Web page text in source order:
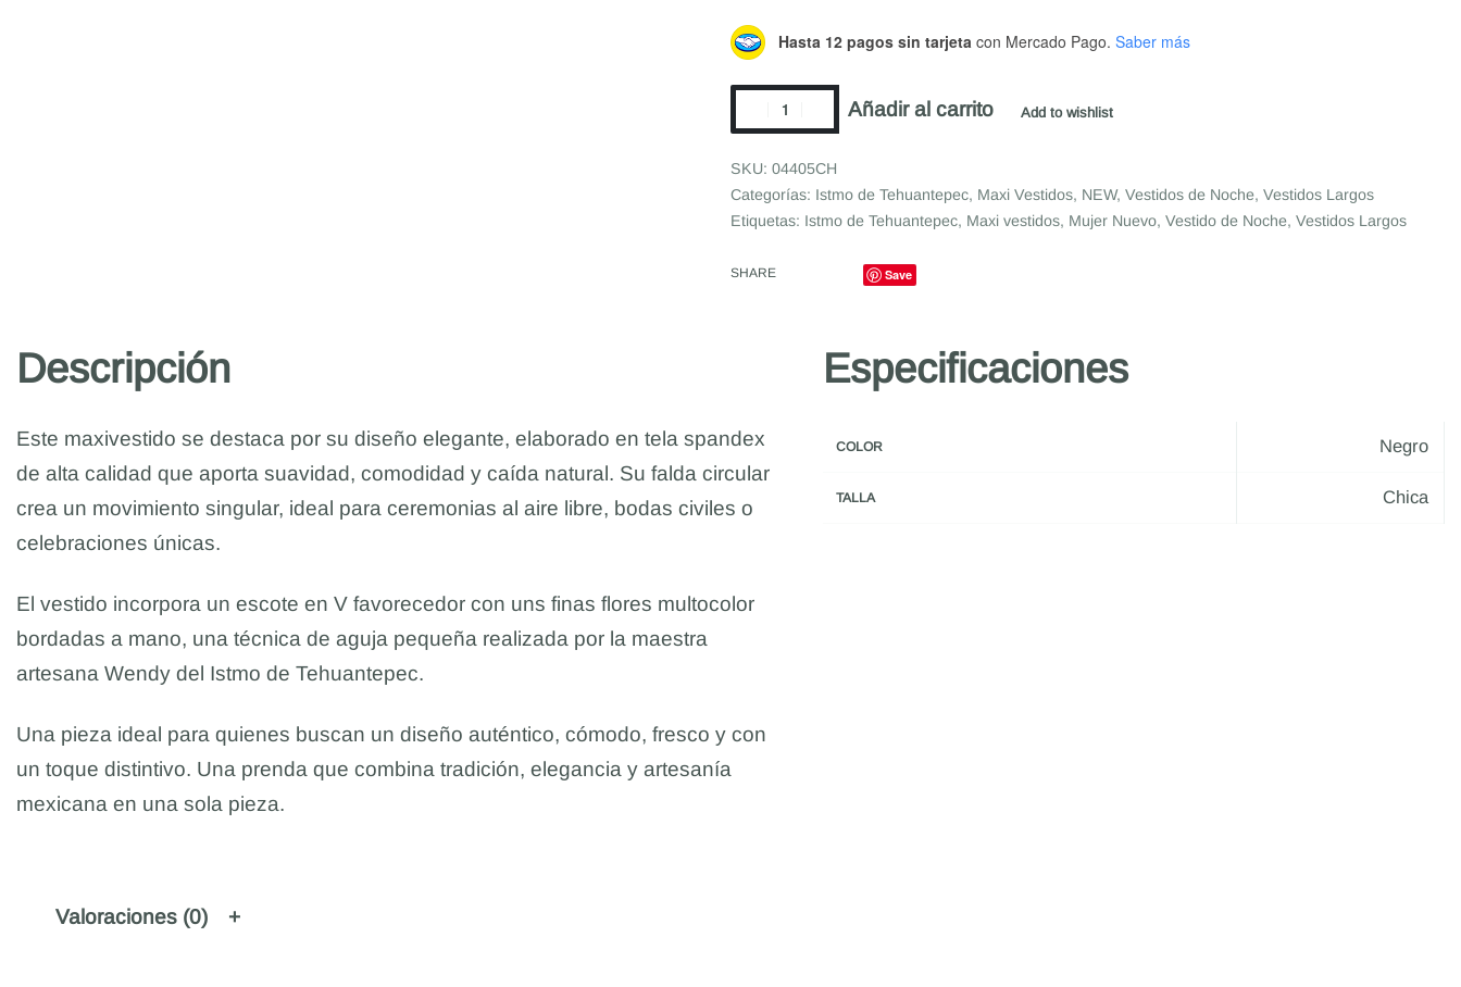
Hasta 12 pagos sin tarjeta con Mercado Pago. Saber más
Añadir al carrito Add to wishlist
04405CH
Categorías: Istmo de Tehuantepec, Maxi Vestidos, NEW, Vestidos de Noche, Vestidos Largos
Etiquetas: Istmo de Tehuantepec, Maxi vestidos, Mujer Nuevo, Vestido de Noche, Vestidos Largos
SHARE Save
Descripción
Este maxivestido se destaca por su diseño elegante, elaborado en tela spandex
de alta calidad que aporta suavidad, comodidad y caída natural. Su falda circular
crea un movimiento singular, ideal para ceremonias al aire libre, bodas civiles o
celebraciones únicas.
El vestido incorpora un escote en V favorecedor con uns finas flores multocolor
bordadas a mano, una técnica de aguja pequeña realizada por la maestra
artesana Wendy del Istmo de Tehuantepec.
Una pieza ideal para quienes buscan un diseño auténtico, cómodo, fresco y con
un toque distintivo. Una prenda que combina tradición, elegancia y artesanía
mexicana en una sola pieza.
Especificaciones
COLOR Negro
TALLA Chica
Valoraciones (0)